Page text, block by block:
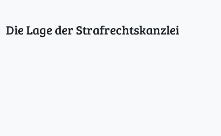
Die Lage der Strafrechtskanzlei